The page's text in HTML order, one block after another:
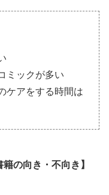
ミックが多い
ケアをする時間は
の向き・不向き】